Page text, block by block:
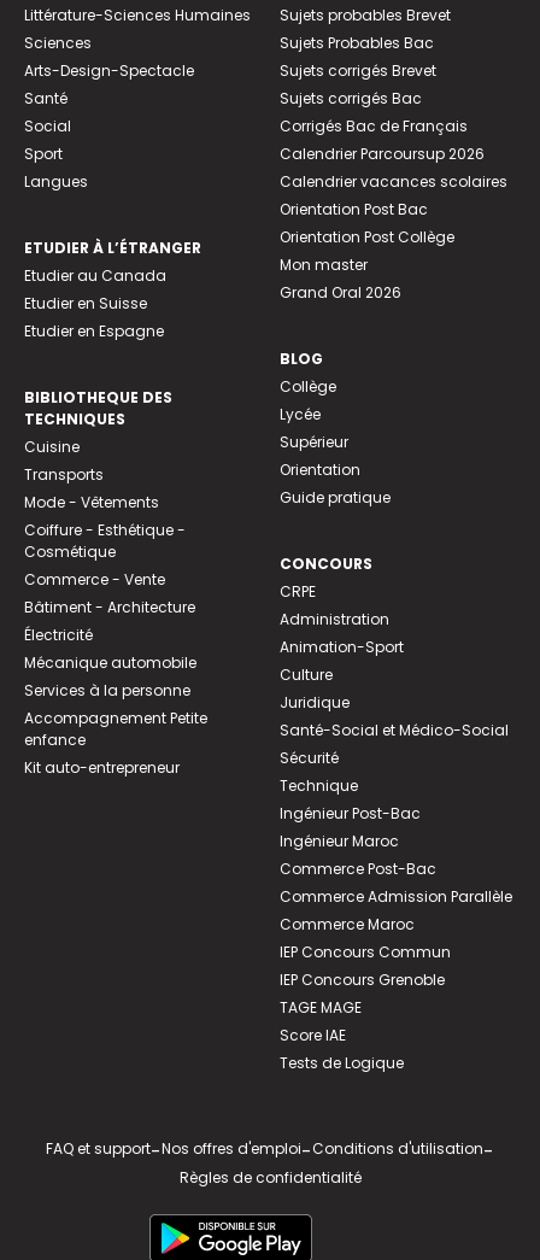
Littérature-Sciences Humaines
Sciences
Arts-Design-Spectacle
Santé
Social
Sport
Langues
ETUDIER À L’ÉTRANGER
Etudier au Canada
Etudier en Suisse
Etudier en Espagne
BIBLIOTHEQUE DES
TECHNIQUES
Cuisine
Transports
Mode - Vêtements
Coiffure - Esthétique -
Cosmétique
Commerce - Vente
Bâtiment - Architecture
Électricité
Mécanique automobile
Services à la personne
Accompagnement Petite
enfance
Kit auto-entrepreneur
Sujets probables Brevet
Sujets Probables Bac
Sujets corrigés Brevet
Sujets corrigés Bac
Corrigés Bac de Français
Calendrier Parcoursup 2026
Calendrier vacances scolaires
Orientation Post Bac
Orientation Post Collège
Mon master
Grand Oral 2026
BLOG
Collège
Lycée
Supérieur
Orientation
Guide pratique
CONCOURS
CRPE
Administration
Animation-Sport
Culture
Juridique
Santé-Social et Médico-Social
Sécurité
Technique
Ingénieur Post-Bac
Ingénieur Maroc
Commerce Post-Bac
Commerce Admission Parallèle
Commerce Maroc
IEP Concours Commun
IEP Concours Grenoble
TAGE MAGE
Score IAE
Tests de Logique
FAQ et support-Nos offres d'emploi-Conditions d'utilisation-
Règles de confidentialité